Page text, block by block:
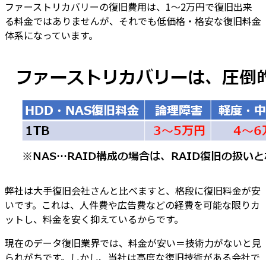
ファーストリカバリーの復旧費用は、1～2万円で復旧出来
る料金ではありませんが、それでも低価格・格安な復旧料金
体系になっています。
弊社は大手復旧会社さんと比べますと、 格段に復旧料金が安
いです。これは、 人件費や広告費などの経費を可能な限りカ
ット し、 料金を安く抑えているからです。
現在のデータ復旧業界では、料金が安い＝技術力がないと見